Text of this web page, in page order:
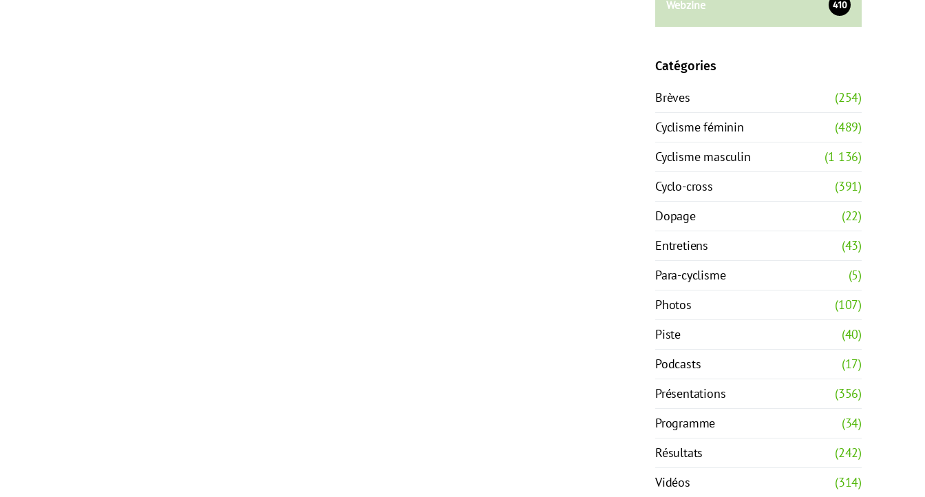
Webzine 410
Catégories
Brèves
(254)
Cyclisme féminin
(489)
Cyclisme masculin
(1 136)
Cyclo-cross
(391)
Dopage
(22)
Entretiens
(43)
Para-cyclisme
(5)
Photos
(107)
Piste
(40)
Podcasts
(17)
Présentations
(356)
Programme
(34)
Résultats
(242)
Vidéos
(314)